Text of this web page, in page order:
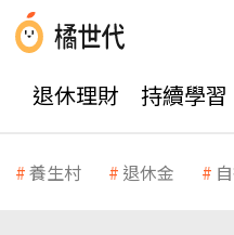
退休理財 持續學習
養生村 退休金